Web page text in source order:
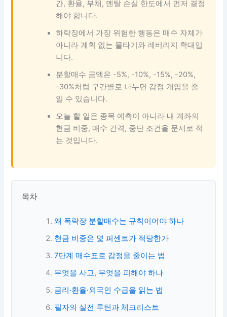
간, 환율, 부채, 멘탈 손실 한도에서 먼저 결정
해야 합니다.
하락장에서 가장 위험한 행동은 매수 자체가
아니라 계획 없는 물타기와 레버리지 확대입
니다.
분할매수 금액은 -5%, -10%, -15%, -20%,
-30%처럼 구간별로 나누면 감정 개입을 줄
일 수 있습니다.
오늘 할 일은 종목 예측이 아니라 내 계좌의
현금 비중, 매수 간격, 중단 조건을 문서로 적
는 것입니다.
목차
왜 폭락장 분할매수는 규칙이어야 하나
현금 비중은 몇 퍼센트가 적당한가
7단계 매수표로 감정을 줄이는 법
무엇을 사고, 무엇을 피해야 하나
금리·환율·외국인 수급을 읽는 법
필자의 실전 루틴과 체크리스트